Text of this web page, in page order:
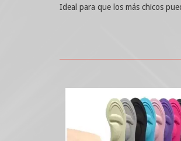
Ideal para que los más chicos